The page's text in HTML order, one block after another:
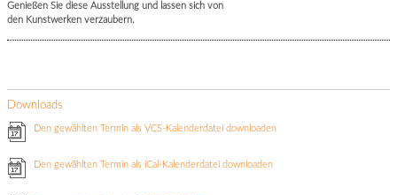
Genießen Sie diese Ausstellung und lassen sich von
den Kunstwerken verzaubern.
Downloads
Den gewählten Termin als VCS-Kalenderdatei downloaden
Den gewählten Termin als iCal-Kalenderdatei downloaden